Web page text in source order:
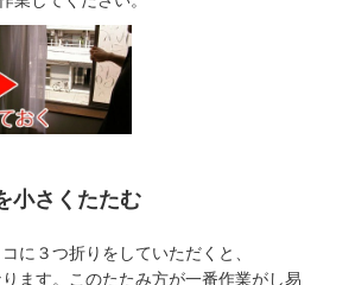
小さくたたむ
に３つ折りをしていただくと、
ます。このたたみ方が一番作業がし易